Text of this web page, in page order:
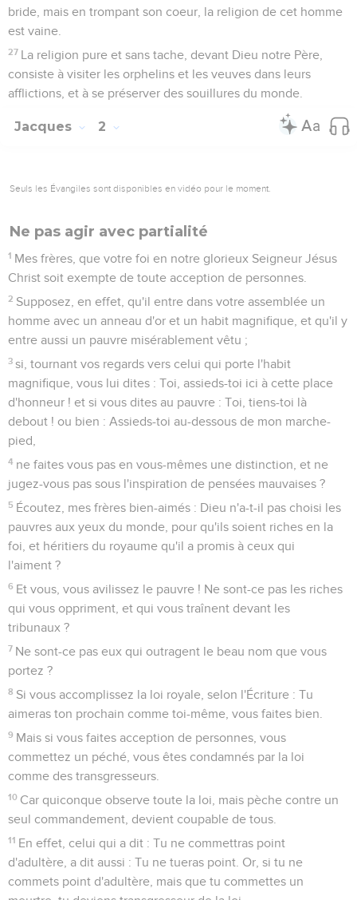
bride, mais en trompant son coeur, la religion de cet homme
est vaine.
27 La religion pure et sans tache, devant Dieu notre Père,
consiste à visiter les orphelins et les veuves dans leurs
afflictions, et à se préserver des souillures du monde.
Jacques 2
Seuls les Évangiles sont disponibles en vidéo pour le moment.
Ne pas agir avec partialité
1 Mes frères, que votre foi en notre glorieux Seigneur Jésus
Christ soit exempte de toute acception de personnes.
2 Supposez, en effet, qu'il entre dans votre assemblée un
homme avec un anneau d'or et un habit magnifique, et qu'il y
entre aussi un pauvre misérablement vêtu ;
3 si, tournant vos regards vers celui qui porte l'habit
magnifique, vous lui dites : Toi, assieds-toi ici à cette place
d'honneur ! et si vous dites au pauvre : Toi, tiens-toi là
debout ! ou bien : Assieds-toi au-dessous de mon marche-
pied,
4 ne faites vous pas en vous-mêmes une distinction, et ne
jugez-vous pas sous l'inspiration de pensées mauvaises ?
5 Écoutez, mes frères bien-aimés : Dieu n'a-t-il pas choisi les
pauvres aux yeux du monde, pour qu'ils soient riches en la
foi, et héritiers du royaume qu'il a promis à ceux qui
l'aiment ?
6 Et vous, vous avilissez le pauvre ! Ne sont-ce pas les riches
qui vous oppriment, et qui vous traînent devant les
tribunaux ?
7 Ne sont-ce pas eux qui outragent le beau nom que vous
portez ?
8 Si vous accomplissez la loi royale, selon l'Écriture : Tu
aimeras ton prochain comme toi-même, vous faites bien.
9 Mais si vous faites acception de personnes, vous
commettez un péché, vous êtes condamnés par la loi
comme des transgresseurs.
10 Car quiconque observe toute la loi, mais pèche contre un
seul commandement, devient coupable de tous.
11 En effet, celui qui a dit : Tu ne commettras point
d'adultère, a dit aussi : Tu ne tueras point. Or, si tu ne
commets point d'adultère, mais que tu commettes un